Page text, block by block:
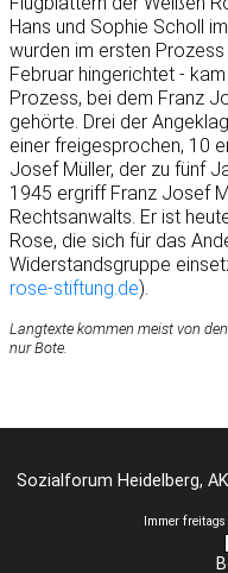
Hans und Sophie Scholl
wurden im ersten
Februar hingerichtet -
Prozess, bei dem Franz
gehörte. Drei der
einer freigesprochen, 10
Josef Müller, der zu fünf
1945 ergriff Franz Josef
Rechtsanwalts. Er ist
Rose, die sich für das
Widerstandsgruppe
rose-stiftung.de).
Langtexte kommen meist von
nur Bote.
Sozialforum Heidelberg,
Immer